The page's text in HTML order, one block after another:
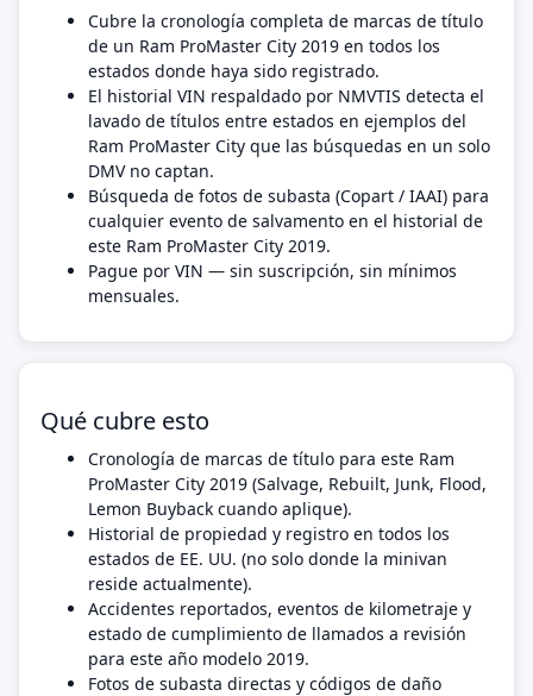
Cubre la cronología completa de marcas de título
de un Ram ProMaster City 2019 en todos los
estados donde haya sido registrado.
El historial VIN respaldado por NMVTIS detecta el
lavado de títulos entre estados en ejemplos del
Ram ProMaster City que las búsquedas en un solo
DMV no captan.
Búsqueda de fotos de subasta (Copart / IAAI) para
cualquier evento de salvamento en el historial de
este Ram ProMaster City 2019.
Pague por VIN — sin suscripción, sin mínimos
mensuales.
Qué cubre esto
Cronología de marcas de título para este Ram
ProMaster City 2019 (Salvage, Rebuilt, Junk, Flood,
Lemon Buyback cuando aplique).
Historial de propiedad y registro en todos los
estados de EE. UU. (no solo donde la minivan
reside actualmente).
Accidentes reportados, eventos de kilometraje y
estado de cumplimiento de llamados a revisión
para este año modelo 2019.
Fotos de subasta directas y códigos de daño